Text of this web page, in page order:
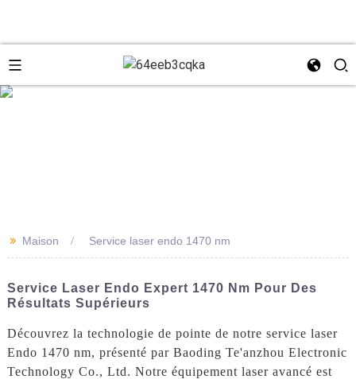
18931273229
>> Maison Service laser endo 1470 nm
Service Laser Endo Expert 1470 Nm Pour Des
Résultats Supérieurs
Découvrez la technologie de pointe de notre service laser
Endo 1470 nm, présenté par Baoding Te'anzhou Electronic
Technology Co., Ltd. Notre équipement laser avancé est